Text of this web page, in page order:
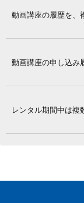
動画講座の履歴を、
動画講座の申し込み
レンタル期間中は複